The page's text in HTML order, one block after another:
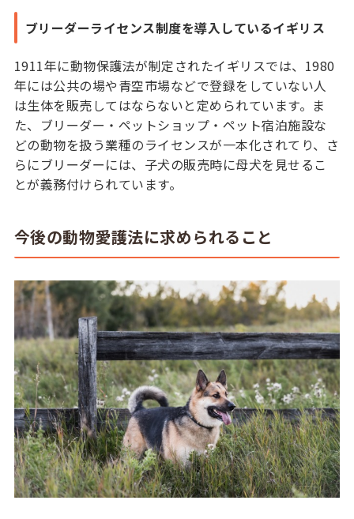
ブリーダーライセンス制度を導入しているイギリス
1911年に動物保護法が制定されたイギリスでは、1980
年には公共の場や青空市場などで登録をしていない人
は生体を販売してはならないと定められています。ま
た、ブリーダー・ペットショップ・ペット宿泊施設な
どの動物を扱う業種のライセンスが一本化されてり、さ
らにブリーダーには、子犬の販売時に母犬を見せるこ
とが義務付けられています。
今後の動物愛護法に求められること